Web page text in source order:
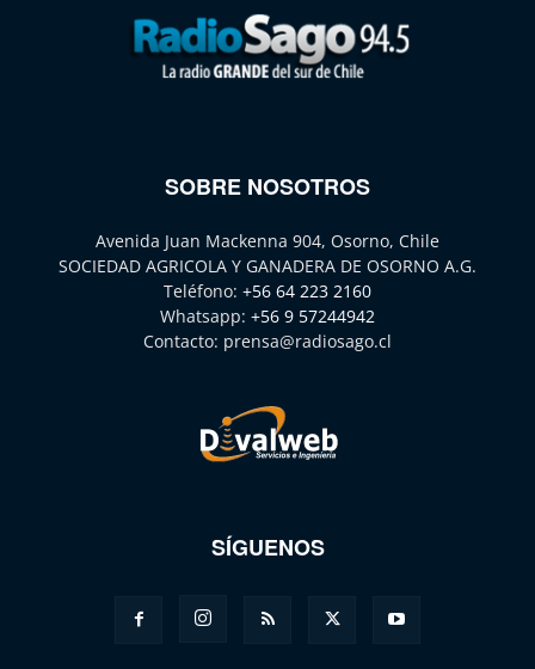
SOBRE NOSOTROS
Avenida Juan Mackenna 904, Osorno, Chile
SOCIEDAD AGRICOLA Y GANADERA DE OSORNO A.G.
Teléfono: +56 64 223 2160
Whatsapp: +56 9 57244942
Contacto: prensa@radiosago.cl
SÍGUENOS